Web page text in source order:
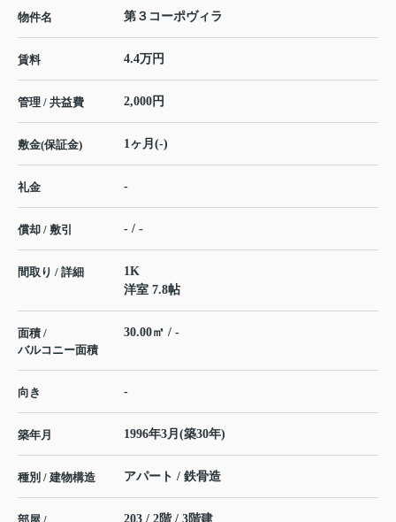
物件名 第３コーポヴィラ
賃料 4.4万円
管理 / 共益費 2,000円
敷金(保証金) 1ヶ月(-)
礼金 -
償却 / 敷引 - / -
間取り / 詳細
1K
洋室 7.8帖
面積 /
バルコニー面積
30.00㎡ / -
向き -
築年月 1996年3月(築30年)
種別 / 建物構造 アパート / 鉄骨造
203 / 2階 / 3階建